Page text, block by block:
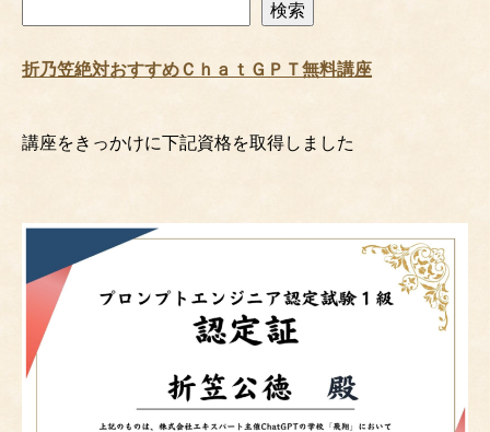
索
検索
折乃笠絶対おすすめＣｈａｔＧＰＴ無料講座
講座をきっかけに下記資格を取得しました